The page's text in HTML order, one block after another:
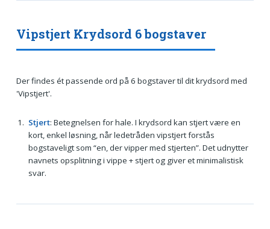
Vipstjert Krydsord 6 bogstaver
Der findes ét passende ord på 6 bogstaver til dit krydsord med
'Vipstjert'.
Stjert: Betegnelsen for hale. I krydsord kan stjert være en
kort, enkel løsning, når ledetråden vipstjert forstås
bogstaveligt som “en, der vipper med stjerten”. Det udnytter
navnets opsplitning i vippe + stjert og giver et minimalistisk
svar.